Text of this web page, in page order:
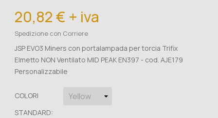
20,82 € + iva
Spedizione con Corriere
JSP EVO3 Miners con portalampada per torcia Trifix
Elmetto NON Ventilato MID PEAK EN397 - cod. AJE179
Personalizzabile
COLORI
STANDARD: